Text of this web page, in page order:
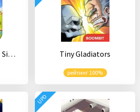
Tactical Epic Battle Simulator Tiny Gladiators
рейтинг 100%
UPD